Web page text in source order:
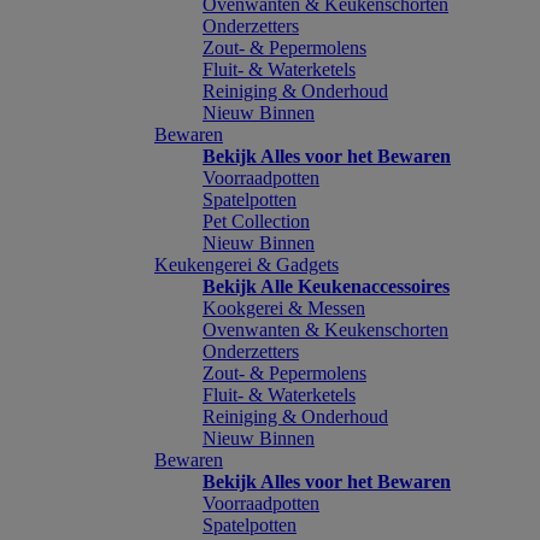
Ovenwanten & Keukenschorten
Onderzetters
Zout- & Pepermolens
Fluit- & Waterketels
Reiniging & Onderhoud
Nieuw Binnen
Bewaren
Bekijk Alles voor het Bewaren
Voorraadpotten
Spatelpotten
Pet Collection
Nieuw Binnen
Keukengerei & Gadgets
Bekijk Alle Keukenaccessoires
Kookgerei & Messen
Ovenwanten & Keukenschorten
Onderzetters
Zout- & Pepermolens
Fluit- & Waterketels
Reiniging & Onderhoud
Nieuw Binnen
Bewaren
Bekijk Alles voor het Bewaren
Voorraadpotten
Spatelpotten